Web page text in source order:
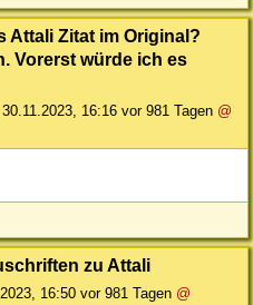
Attali Zitat im Original?
Vorerst würde ich es
16:16 vor 981 Tagen @
zu Attali
16:50 vor 981 Tagen @